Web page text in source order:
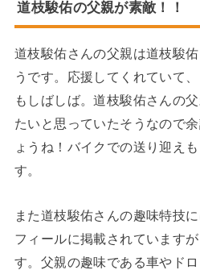
道枝駿佑の父親が素敵！！
道枝駿佑さんの父親は道枝駿
うです。応援してくれていて
もしばしば。道枝駿佑さんの
たいと思っていたそうなので
ょうね！バイクでの送り迎え
す。
また道枝駿佑さんの趣味特技
フィールに掲載されています
す。父親の趣味である車やド